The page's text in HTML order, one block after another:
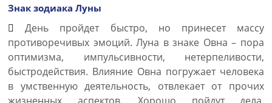
Знак зодиака Луны
День пройдет быстро, но принесет массу
противоречивых эмоций. Луна в знаке Овна – пора
оптимизма, импульсивности, нетерпеливости,
быстродействия. Влияние Овна погружает человека
в умственную деятельность, отвлекает от прочих